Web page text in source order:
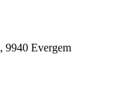
9940 Evergem